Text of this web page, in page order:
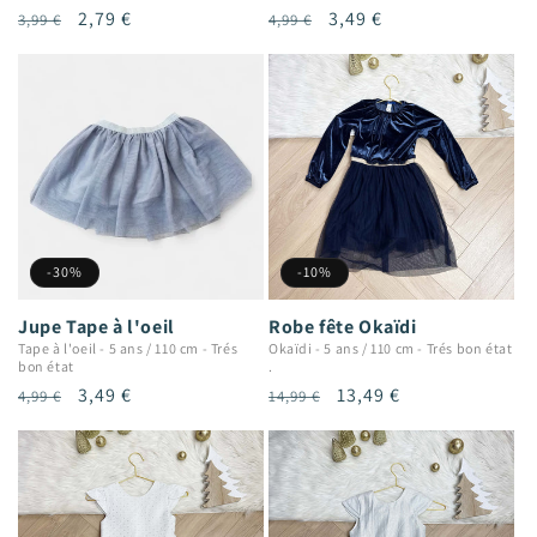
Prix
3,99 €
Prix
2,79 €
Prix
4,99 €
Prix
3,49 €
-30%
Jupe Tape à l'oeil
Tape à l'oeil - 5 ans / 110 cm - Trés
bon état
Prix
4,99 €
Prix
3,49 €
-10%
Robe fête Okaïdi
Okaïdi - 5 ans / 110 cm - Trés bon état
Prix
14,99 €
Prix
13,49 €